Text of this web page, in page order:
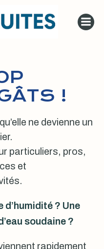
!
ne devienne un
particuliers, pros,
et
d’humidité ? Une
soudaine ?
rapidement